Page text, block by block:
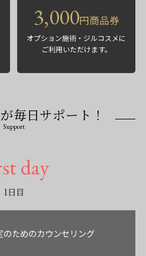
3,000円商品券
オプション施術・ジルコスメに
ご利用いただけます。
毎日サポート！
Support
day
1日目
のためのカウンセリング